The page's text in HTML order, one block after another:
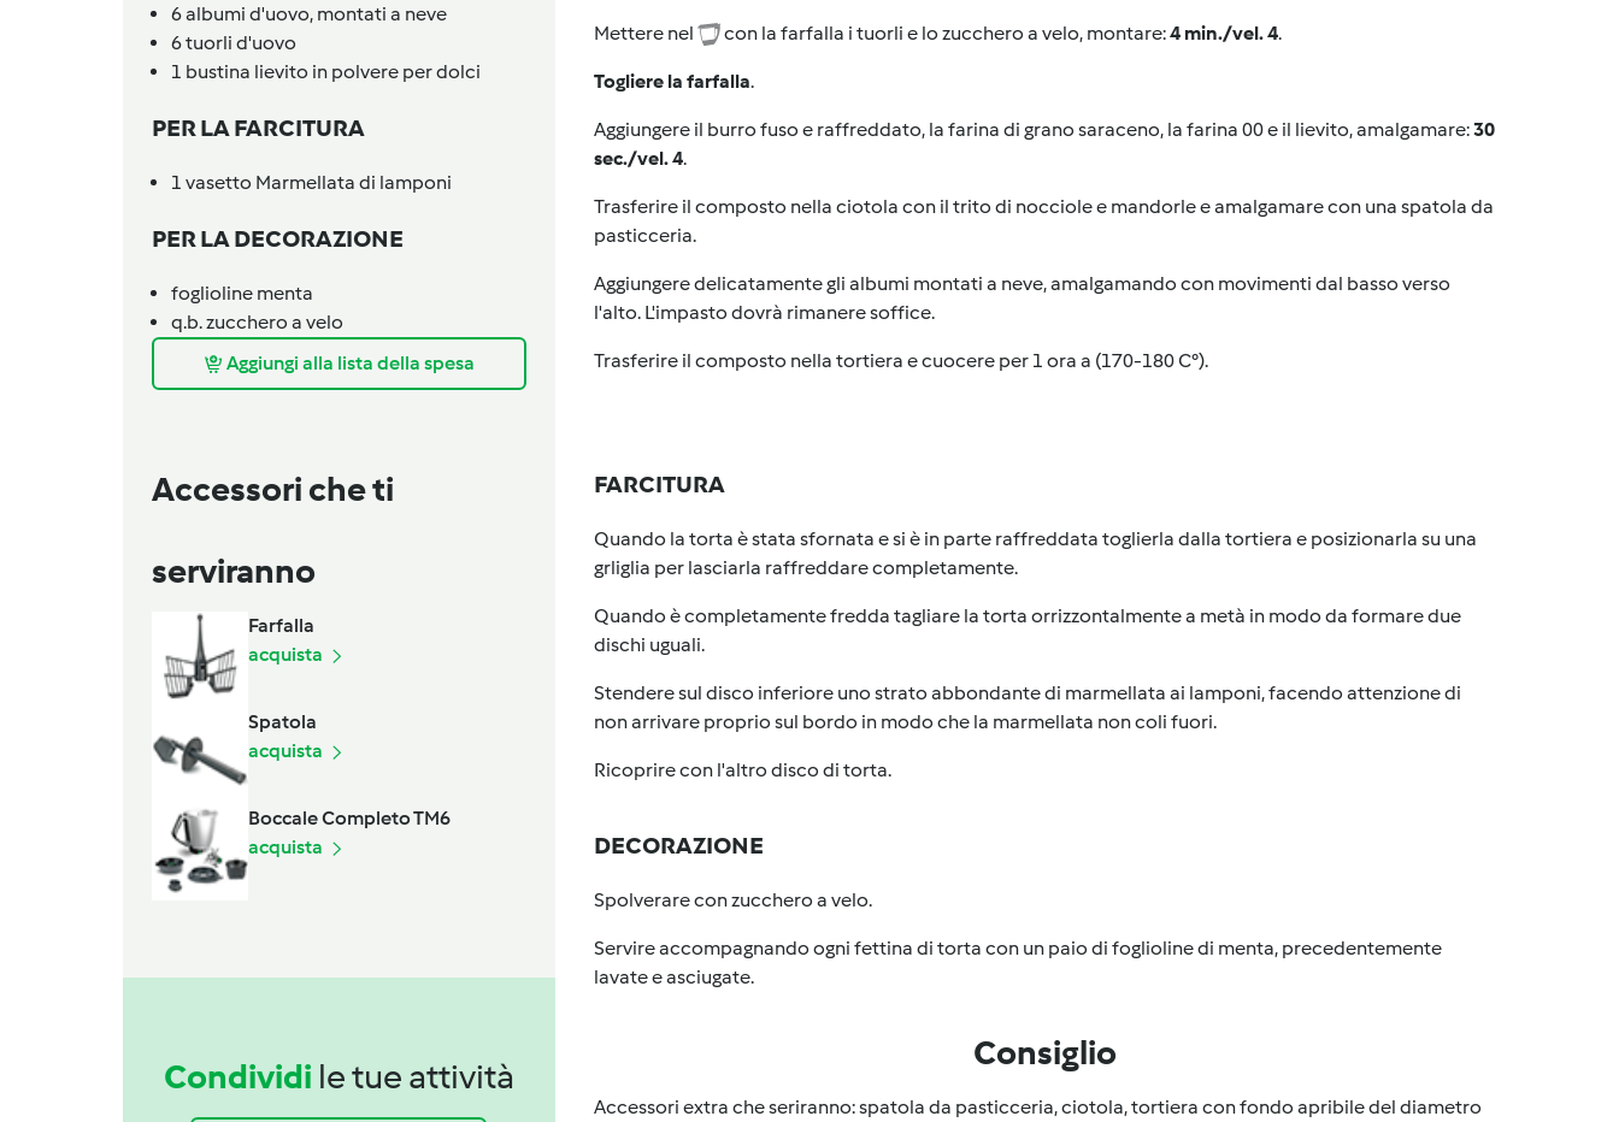
6albumi d'uovo, montati a neve
6tuorli d'uovo
1 bustina lievito in polvere per dolci
PER LA FARCITURA
1 vasetto Marmellata di lamponi
PER LA DECORAZIONE
foglioline menta
q.b.zucchero a velo
Aggiungi alla lista della spesa
Accessori che ti
serviranno
Farfalla
acquista
Spatola
acquista
Boccale Completo TM6
acquista
Condividi le tue attività
Mettere nel con la farfalla i tuorli e lo zucchero a velo, montare:4 min./vel. 4.
Togliere la farfalla.
Aggiungere il burro fuso e raffreddato, la farina di grano saraceno, la farina 00 e il lievito, amalgamare:30
sec./vel. 4.
Trasferire il composto nella ciotola con il trito di nocciole e mandorle e amalgamare con una spatola da
pasticceria.
Aggiungere delicatamente gli albumi montati a neve, amalgamando con movimenti dal basso verso
l'alto. L'impasto dovrà rimanere soffice.
Trasferire il composto nella tortiera e cuocere per 1 ora a (170-180 C°).
FARCITURA
Quando la torta è stata sfornata e si è in parte raffreddata toglierla dalla tortiera e posizionarla su una
grliglia per lasciarla raffreddare completamente.
Quando è completamente fredda tagliare la torta orrizzontalmente a metà in modo da formare due
dischi uguali.
Stendere sul disco inferiore uno strato abbondante di marmellata ai lamponi, facendo attenzione di
non arrivare proprio sul bordo in modo che la marmellata non coli fuori.
Ricoprire con l'altro disco di torta.
DECORAZIONE
Spolverare con zucchero a velo.
Servire accompagnando ogni fettina di torta con un paio di foglioline di menta, precedentemente
lavate e asciugate.
Consiglio
Accessori extra che seriranno: spatola da pasticceria, ciotola, tortiera con fondo apribile del diametro